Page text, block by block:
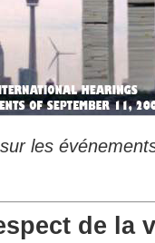
les
de la